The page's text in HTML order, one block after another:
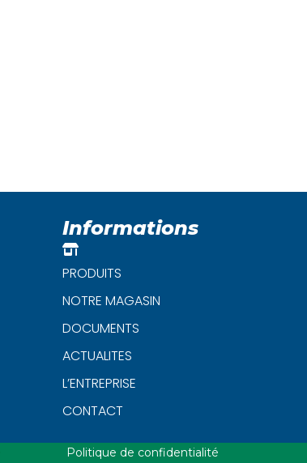
Informations
PRODUITS
NOTRE MAGASIN
DOCUMENTS
ACTUALITES
L’ENTREPRISE
CONTACT
Politique de confidentialité